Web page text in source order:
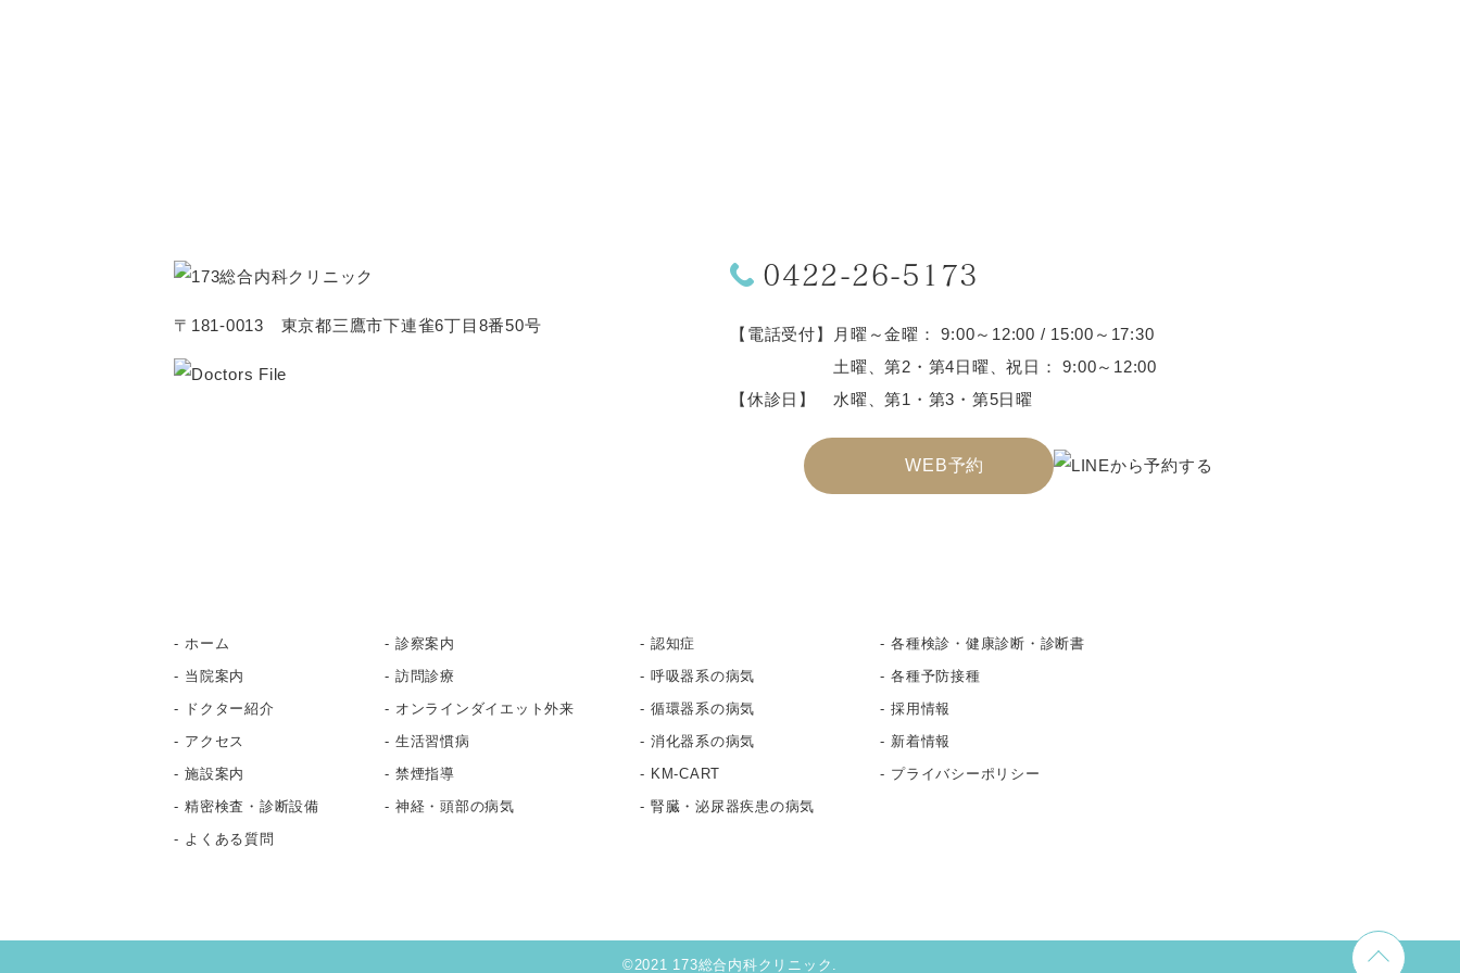
〒181-0013 東京都三鷹市下連雀6丁目8番50号
0422-26-5173
【電話受付】
月曜～金曜： 9:00～12:00 / 15:00～17:30
土曜、第2・第4日曜、祝日： 9:00～12:00
【休診日】
水曜、第1・第3・第5日曜
WEB予約
ホーム
当院案内
ドクター紹介
アクセス
施設案内
精密検査・診断設備
よくある質問
診察案内
訪問診療
オンラインダイエット外来
生活習慣病
禁煙指導
神経・頭部の病気
認知症
呼吸器系の病気
循環器系の病気
消化器系の病気
KM-CART
腎臓・泌尿器疾患の病気
各種検診・健康診断・診断書
各種予防接種
採用情報
新着情報
プライバシーポリシー
©2021 173総合内科クリニック.